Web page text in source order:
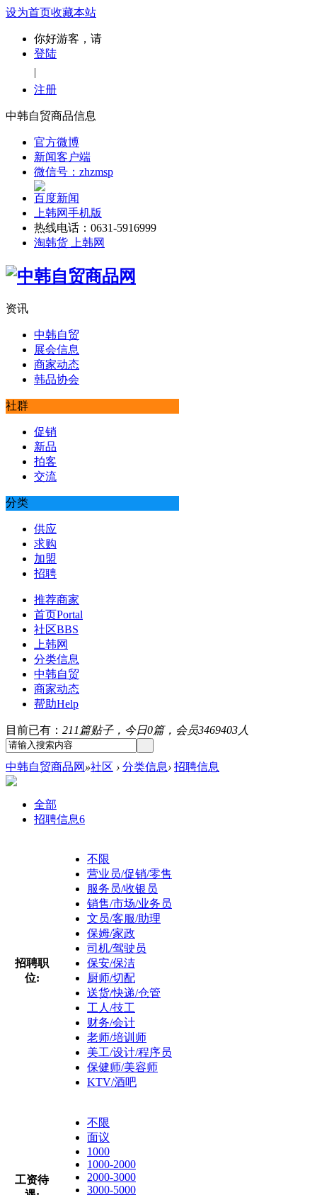
设为首页收藏本站
你好游客，请
登陆
|
注册
中韩自贸商品信息
官方微博
新闻客户端
微信号：zhzmsp
百度新闻
上韩网手机版
热线电话：0631-5916999
淘韩货 上韩网
资讯
中韩自贸
展会信息
商家动态
韩品协会
社群
促销
新品
拍客
交流
分类
供应
求购
加盟
招聘
推荐商家
首页Portal
社区BBS
上韩网
分类信息
中韩自贸
商家动态
帮助Help
目前已有： 211篇贴子，今日0篇，会员3469403人
中韩自贸商品网 »社区 › 分类信息› 招聘信息
全部
招聘信息6
招聘职
位:
不限
营业员/促销/零售
服务员/收银员
销售/市场/业务员
文员/客服/助理
保姆/家政
司机/驾驶员
保安/保洁
厨师/切配
送货/快递/仓管
工人/技工
财务/会计
老师/培训师
美工/设计/程序员
保健师/美容师
KTV/酒吧
工资待
不限
面议
1000
1000-2000
2000-3000
3000-5000